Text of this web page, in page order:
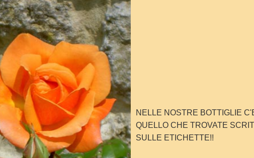
NELLE NOSTRE BOTTIGLIE
QUELLO CHE TROVATE
SULLE ETICHETTE!!